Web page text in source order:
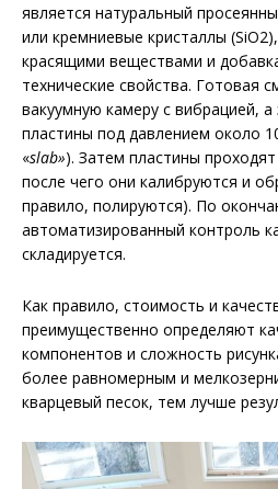
является натуральный
или кремниевые кристаллы
красящими веществами и
технические свойства. Готовая
вакуумную камеру с вибрацией,
пластины под давлением около
«slab»). Затем пластины
после чего они калибруются и
правило, полируются). По
автоматизированный контроль
складируется.
Как правило, стоимость и
преимущественно определяют
компонентов и сложность
более равномерным и
кварцевый песок, тем лучше